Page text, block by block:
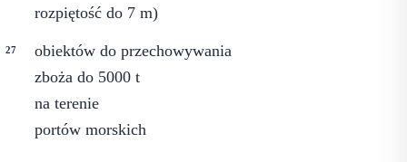
rozpiętość do 7 m)
obiektów do przechowywania
zboża do 5000 t
na terenie
portów morskich